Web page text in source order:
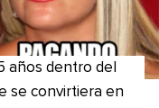
años dentro del
se convirtiera en